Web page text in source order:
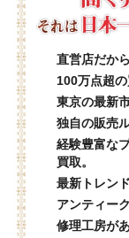
直営店だか
100万点超の
東京の最新
独自の販売
経験豊富な
買取。
最新トレン
アンティー
修理工房が